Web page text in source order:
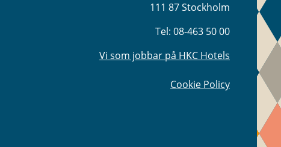
111 87 Stockholm
Tel: 08-463 50 00
Vi som jobbar på HKC Hotels
Cookie Policy